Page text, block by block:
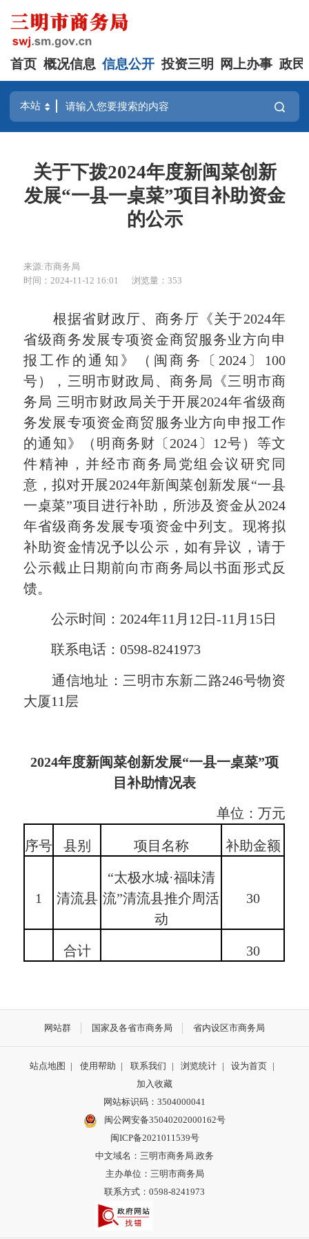
首页 概况信息 信息公开 投资三明 网上办事 政民
关于下拨2024年度新闽菜创新
发展“一县一桌菜”项目补助资金
的公示
来源:市商务局
时间：2024-11-12 16:01
浏览量：353
根据省财政厅、商务厅《关于2024年
省级商务发展专项资金商贸服务业方向申
报工作的通知》（闽商务〔2024〕100
号），三明市财政局、商务局《三明市商
务局 三明市财政局关于开展2024年省级商
务发展专项资金商贸服务业方向申报工作
的通知》（明商务财〔2024〕12号）等文
件精神，并经市商务局党组会议研究同
意，拟对开展2024年新闽菜创新发展“一县
一桌菜”项目进行补助，所涉及资金从2024
年省级商务发展专项资金中列支。现将拟
补助资金情况予以公示，如有异议，请于
公示截止日期前向市商务局以书面形式反
馈。
公示时间：2024年11月12日-11月15日
联系电话：0598-8241973
通信地址：三明市东新二路246号物资
大厦11层
2024年度新闽菜创新发展“一县一桌菜”项
目 补助情况表
单位：万元
序号 县别 项目名称 补助金额
1 清流县
“太极水城·福味清
流”清流县推介周活
动
30
合计 30
网站群 国家及各省市商务局 省内设区市商务局
站点地图 | 使用帮助 | 联系我们 | 浏览统计 | 设为首页 |
加入收藏
网站标识码：3504000041
闽公网安备35040202000162号
闽ICP备2021011539号
中文域名：三明市商务局.政务
主办单位：三明市商务局
联系方式：0598-8241973